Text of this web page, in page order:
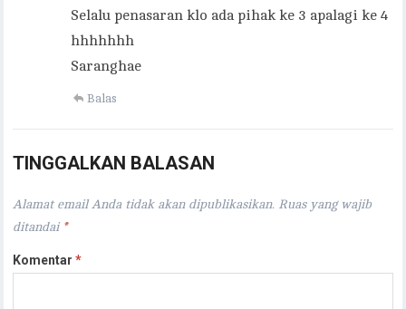
Selalu penasaran klo ada pihak ke 3 apalagi ke 4
hhhhhhh
Saranghae
Balas
TINGGALKAN BALASAN
Alamat email Anda tidak akan dipublikasikan. Ruas yang wajib
ditandai *
Komentar*